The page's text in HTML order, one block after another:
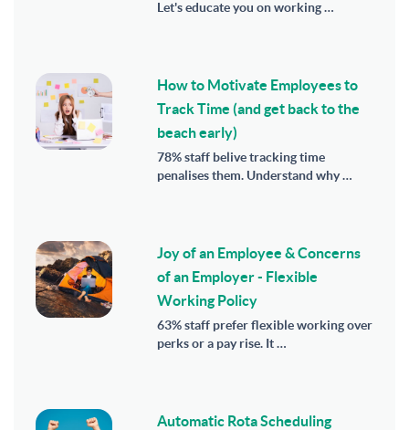
Let's educate you on working …
How to Motivate Employees to
Track Time (and get back to the
beach early)
78% staff belive tracking time
penalises them. Understand why …
Joy of an Employee & Concerns
of an Employer - Flexible
Working Policy
63% staff prefer flexible working over
perks or a pay rise. It …
Automatic Rota Scheduling